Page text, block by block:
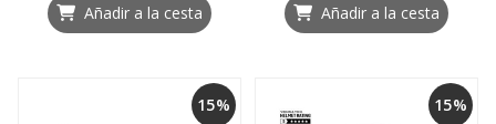
Añadir a la cesta Añadir a la cesta
15% 15%